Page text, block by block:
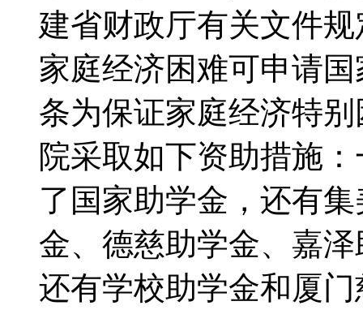
建省财政厅有关文件
家庭经济困难可申请
条为保证家庭经济特
院采取如下资助措施
了国家助学金，还有
金、德慈助学金、嘉
还有学校助学金和厦